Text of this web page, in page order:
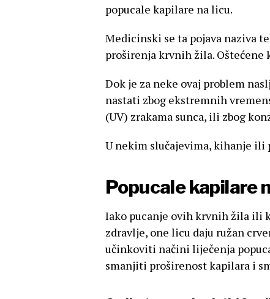
popucale kapilare na licu.
Medicinski se ta pojava naziva
proširenja krvnih žila. Oštećene
Dok je za neke ovaj problem
nastati zbog ekstremnih
(UV) zrakama sunca, ili zbog
U nekim slučajevima, kihanje ili
Popucale kapilare
Iako pucanje ovih krvnih žila ili
zdravlje, one licu daju ružan
učinkoviti načini liječenja
smanjiti proširenost kapilara i